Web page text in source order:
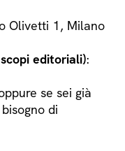
Olivetti 1, Milano
editoriali):
se sei già
di